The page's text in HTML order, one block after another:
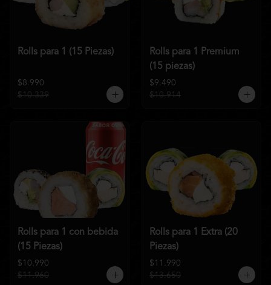
Rolls para 1 (15 Piezas)
$8.990
$10.339
Rolls para 1 Premium
(15 piezas)
$9.490
$10.914
Rolls para 1 con bebida
(15 Piezas)
$10.990
$11.960
Rolls para 1 Extra (20
Piezas)
$11.990
$13.650